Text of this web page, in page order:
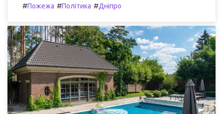
#Пожежа #Політика #Дніпро